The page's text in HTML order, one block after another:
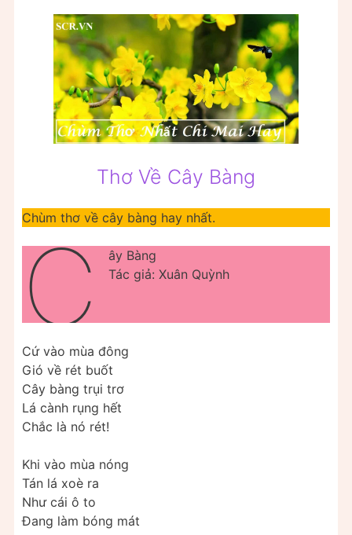
Thơ Về Cây Bàng
Chùm thơ về cây bàng hay nhất.
C
ây Bàng
Tác giả: Xuân Quỳnh
Cứ vào mùa đông
Gió về rét buốt
Cây bàng trụi trơ
Lá cành rụng hết
Chắc là nó rét!
Khi vào mùa nóng
Tán lá xoè ra
Như cái ô to
Đang làm bóng mát